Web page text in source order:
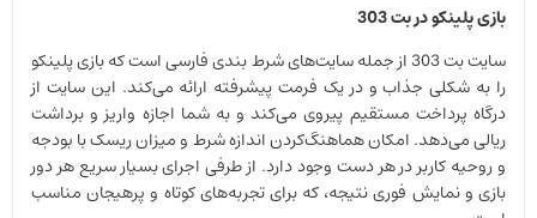
بازی پلینکو در بت 303
سایت بت 303 از جمله سایت‌های شرط بندی فارسی است که بازی پلینکو
را به شکلی جذاب و در یک فرمت پیشرفته ارائه می‌کند. این سایت از
درگاه پرداخت مستقیم پیروی می‌کند و به شما اجازه واریز و برداشت
ریالی می‌دهد. امکان هماهنگ‌کردن اندازه شرط و میزان ریسک با بودجه
و روحیه کاربر در هر دست وجود دارد.​ از طرفی اجرای بسیار سریع هر دور
بازی و نمایش فوری نتیجه، که برای تجربه‌های کوتاه و پرهیجان مناسب